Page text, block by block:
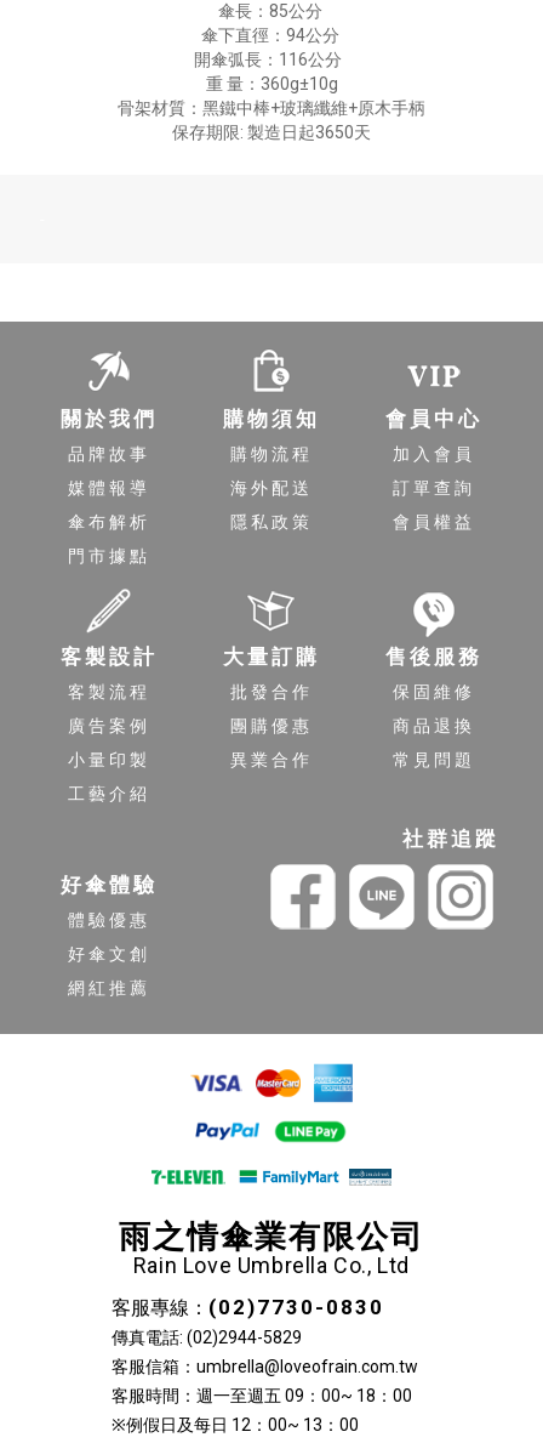
傘長：85公分
傘下直徑：94公分
開傘弧長：116公分
重 量：360g±10g
骨架材質：黑鐵中棒+玻璃纖維+原木手柄
保存期限: 製造日起3650天
關於我們
品牌故事
媒體報導
傘布解析
門市據點
購物須知
購物流程
海外配送
隱私政策
會員中心
加入會員
訂單查詢
會員權益
客製設計
客製流程
廣告案例
小量印製
工藝介紹
大量訂購
批發合作
團購優惠
異業合作
售後服務
保固維修
商品退換
常見問題
好傘體驗
體驗優惠
好傘文創
網紅推薦
社群追蹤
雨之情傘業有限公司
Rain Love Umbrella Co., Ltd
客服專線： (02)7730-0830
傳真電話: (02)2944-5829
客服信箱：umbrella@loveofrain.com.tw
客服時間：週一至週五 09：00~ 18：00
※例假日及每日 12：00~ 13：00